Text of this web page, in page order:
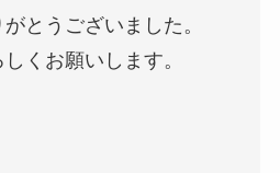
とうございました。
くお願いします。